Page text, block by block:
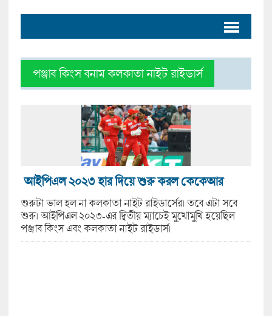
পঞ্জাব কিংস বনাম কলকাতা নাইট রাইডার্স
আইপিএল ২০২৩ হার দিয়ে শুরু করল কেকেআর
শুরুটা ভাল হল না কলকাতা নাইট রাইডার্সের। তবে এটা সবে
শুরু। আইপিএল ২০২৩-এর দ্বিতীয় ম্যাচেই মুখোমুখি হয়েছিল
পঞ্জাব কিংস এবং কলকাতা নাইট রাইডার্স।